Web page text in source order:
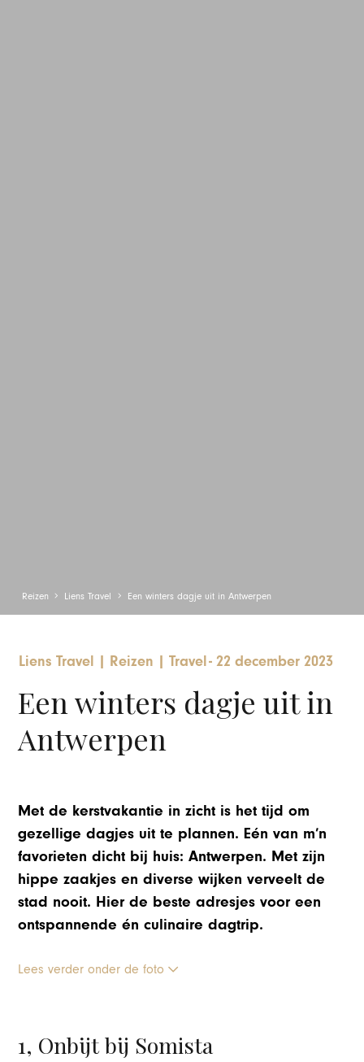
Reizen Liens Travel Een winters dagje uit in Antwerpen
Liens Travel Reizen Travel-22 december 2023
Een winters dagje uit in
Antwerpen
Met de kerstvakantie in zicht is het tijd om
gezellige dagjes uit te plannen. Eén van m’n
favorieten dicht bij huis: Antwerpen. Met zijn
hippe zaakjes en diverse wijken verveelt de
stad nooit. Hier de beste adresjes voor een
ontspannende én culinaire dagtrip.
Lees verder onder de foto
1, Onbijt bij Somista